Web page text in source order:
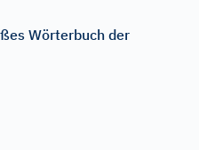
Wörterbuch der